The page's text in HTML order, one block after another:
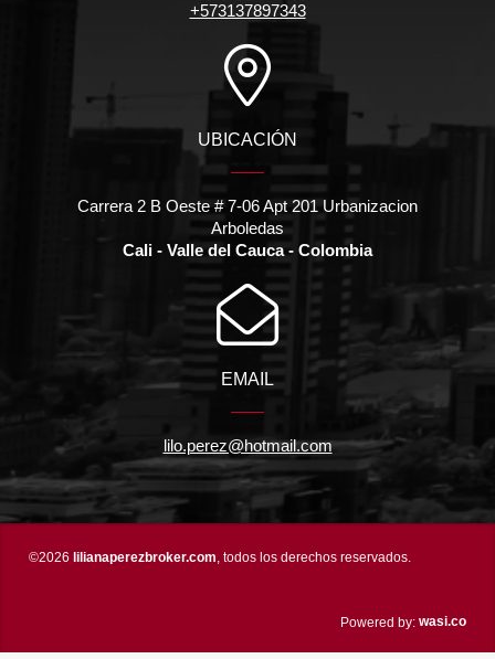
+573137897343
UBICACIÓN
Carrera 2 B Oeste # 7-06 Apt 201 Urbanizacion
Arboledas
Cali - Valle del Cauca - Colombia
EMAIL
lilo.perez@hotmail.com
©2026 lilianaperezbroker.com, todos los derechos reservados.
Powered by: wasi.co